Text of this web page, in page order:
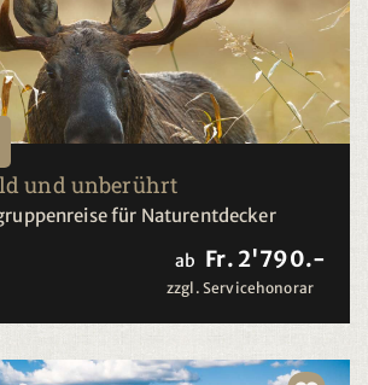
und unberührt
für Naturentdecker
ab Fr. 2'790.-
zzgl. Servicehonorar